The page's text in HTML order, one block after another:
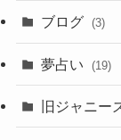
ブログ (3)
夢占い (19)
旧ジャニー